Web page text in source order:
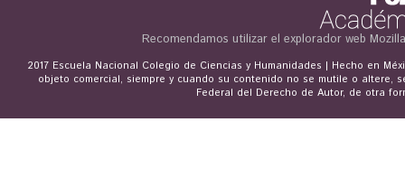
Recomendamos utilizar el explorador web
2017 Escuela Nacional Colegio de Ciencias y Humanidades | Hecho en
objeto comercial, siempre y cuando su contenido no se mutile o altere,
Federal del Derecho de Autor, de otra